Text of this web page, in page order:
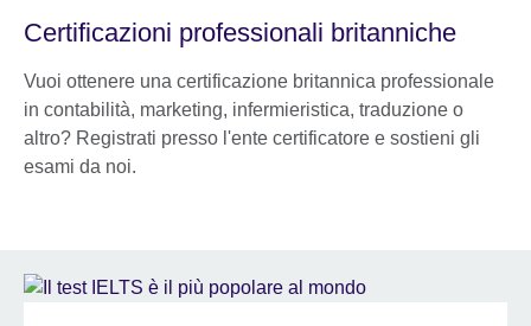
Certificazioni professionali britanniche
Vuoi ottenere una certificazione britannica professionale
in contabilità, marketing, infermieristica, traduzione o
altro? Registrati presso l'ente certificatore e sostieni gli
esami da noi.